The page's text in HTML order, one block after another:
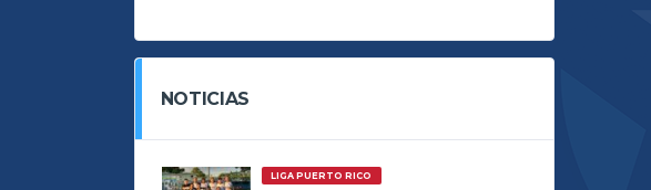
NOTICIAS
LIGA PUERTO RICO